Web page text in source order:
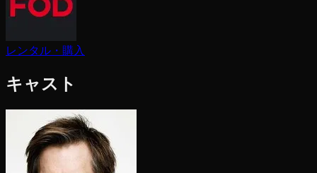
レンタル・購入
キャスト